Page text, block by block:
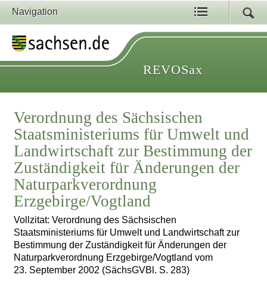
Navigation
REVOSax
Verordnung des Sächsischen
Staatsministeriums für Umwelt und
Landwirtschaft zur Bestimmung der
Zuständigkeit für Änderungen der
Naturparkverordnung
Erzgebirge/Vogtland
Vollzitat: Verordnung des Sächsischen
Staatsministeriums für Umwelt und Landwirtschaft zur
Bestimmung der Zuständigkeit für Änderungen der
Naturparkverordnung Erzgebirge/Vogtland vom
23. September 2002 (SächsGVBl. S. 283)